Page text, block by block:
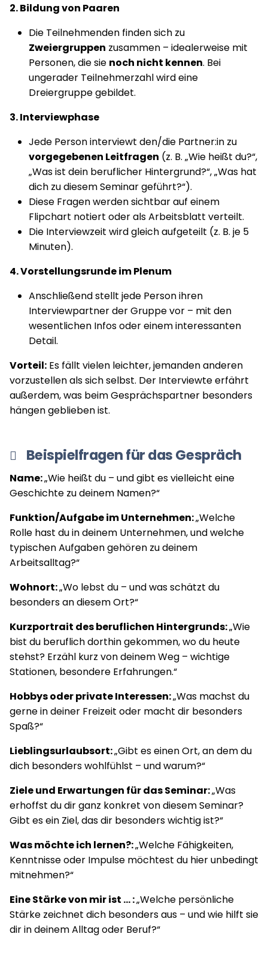
2. Bildung von Paaren
Die Teilnehmenden finden sich zu
Zweiergruppen zusammen – idealerweise mit
Personen, die sie noch nicht kennen. Bei
ungerader Teilnehmerzahl wird eine
Dreiergruppe gebildet.
3. Interviewphase
Jede Person interviewt den/die Partner:in zu
vorgegebenen Leitfragen (z. B. „Wie heißt du?“,
„Was ist dein beruflicher Hintergrund?“, „Was hat
dich zu diesem Seminar geführt?“).
Diese Fragen werden sichtbar auf einem
Flipchart notiert oder als Arbeitsblatt verteilt.
Die Interviewzeit wird gleich aufgeteilt (z. B. je 5
Minuten).
4. Vorstellungsrunde im Plenum
Anschließend stellt jede Person ihren
Interviewpartner der Gruppe vor – mit den
wesentlichen Infos oder einem interessanten
Detail.
Vorteil: Es fällt vielen leichter, jemanden anderen
vorzustellen als sich selbst. Der Interviewte erfährt
außerdem, was beim Gesprächspartner besonders
hängen geblieben ist.
Beispielfragen für das Gespräch
Name:„Wie heißt du – und gibt es vielleicht eine
Geschichte zu deinem Namen?“
Funktion/Aufgabe im Unternehmen:„Welche
Rolle hast du in deinem Unternehmen, und welche
typischen Aufgaben gehören zu deinem
Arbeitsalltag?“
Wohnort:„Wo lebst du – und was schätzt du
besonders an diesem Ort?“
Kurzportrait des beruflichen Hintergrunds:„Wie
bist du beruflich dorthin gekommen, wo du heute
stehst? Erzähl kurz von deinem Weg – wichtige
Stationen, besondere Erfahrungen.“
Hobbys oder private Interessen:„Was machst du
gerne in deiner Freizeit oder macht dir besonders
Spaß?“
Lieblingsurlaubsort:„Gibt es einen Ort, an dem du
dich besonders wohlfühlst – und warum?“
Ziele und Erwartungen für das Seminar:„Was
erhoffst du dir ganz konkret von diesem Seminar?
Gibt es ein Ziel, das dir besonders wichtig ist?“
Was möchte ich lernen?:„Welche Fähigkeiten,
Kenntnisse oder Impulse möchtest du hier unbedingt
mitnehmen?“
Eine Stärke von mir ist … :„Welche persönliche
Stärke zeichnet dich besonders aus – und wie hilft sie
dir in deinem Alltag oder Beruf?“